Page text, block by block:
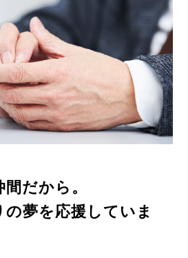
だから。
夢を応援していま